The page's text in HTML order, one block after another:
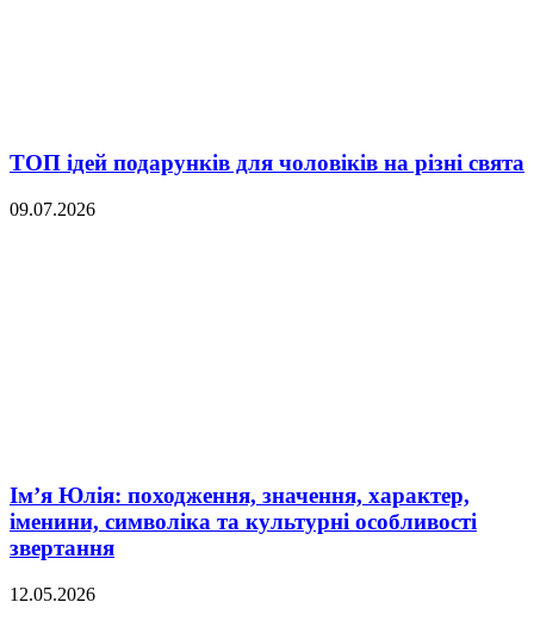
ТОП ідей подарунків для чоловіків на різні свята
09.07.2026
Ім’я Юлія: походження, значення, характер,
іменини, символіка та культурні особливості
звертання
12.05.2026